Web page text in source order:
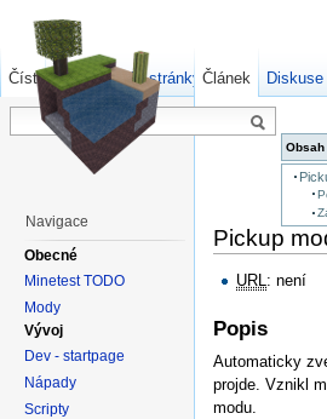
Obsah
Pickup
URL : není
Popis
Automaticky
projde. Vznikl
modu.
Článek Diskuse
Číst Zdrojový kód stránky Starší verze
Navigace
Obecné
Minetest TODO
Mody
Vývoj
Dev - startpage
Nápady
Scripty